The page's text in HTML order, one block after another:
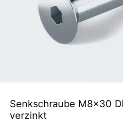
Senkschraube M8x30
verzinkt